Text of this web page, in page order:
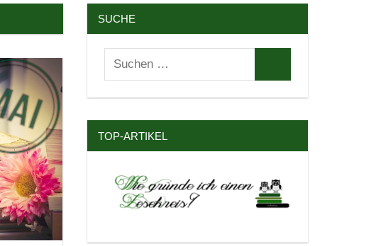
SUCHE
Suchen
nach:
TOP-ARTIKEL